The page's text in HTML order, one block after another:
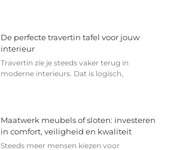
De perfecte travertin tafel voor jouw
interieur
Travertin zie je steeds vaker terug in
moderne interieurs. Dat is logisch,
Maatwerk meubels of sloten: investeren
in comfort, veiligheid en kwaliteit
Steeds meer mensen kiezen voor